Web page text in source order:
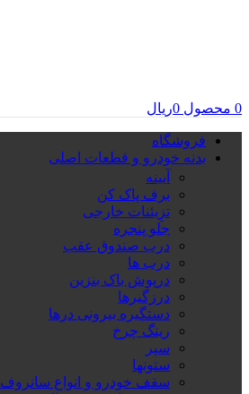
0 محصول 0ریال
فروشگاه
بدنه خودرو و قطعات اصلی
آیینه
برف پاک کن
تزِیئنات خارجی
جلو پنجره
درب صندوق عقب
درب ها
درپوش باک بنزین
درزگیرها
دستگیره بیرونی درها
رینگ چرخ
سپر
ستونها
سقف خودرو و انواع سانروف